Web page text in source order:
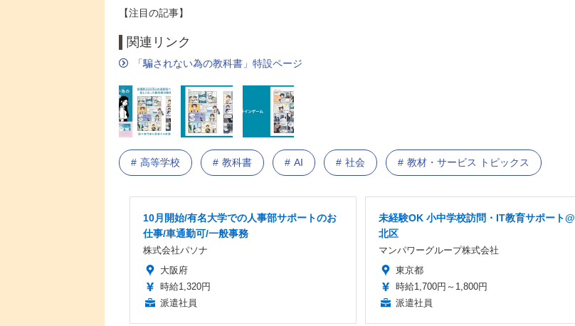
【注目の記事】
関連リンク
「騙されない為の教科書」特設ページ
高等学校 教科書 AI 社会 教材・サービス トピックス
10月開始/有名大学での人事部サポートのお
仕事/車通勤可/一般事務
株式会社パソナ
大阪府
時給1,320円
派遣社員
未経験OK 小中学校訪問・IT教育サポート@
北区
マンパワーグループ株式会社
東京都
時給1,700円～1,800円
派遣社員